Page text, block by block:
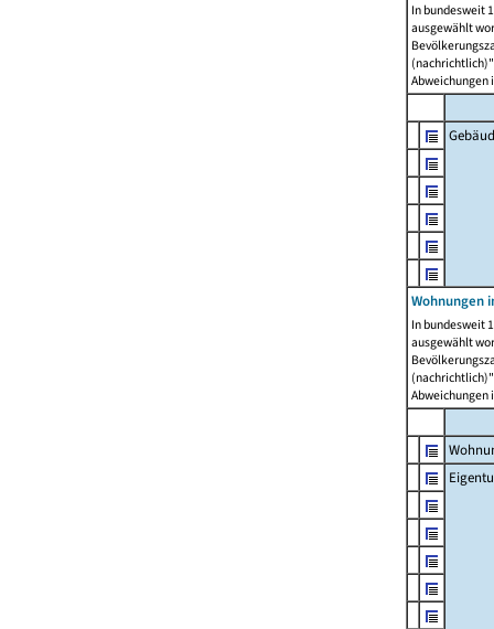
In bundesweit
ausgewählt
Abweichungen
Wohnungen
In bundesweit
ausgewählt
Abweichungen